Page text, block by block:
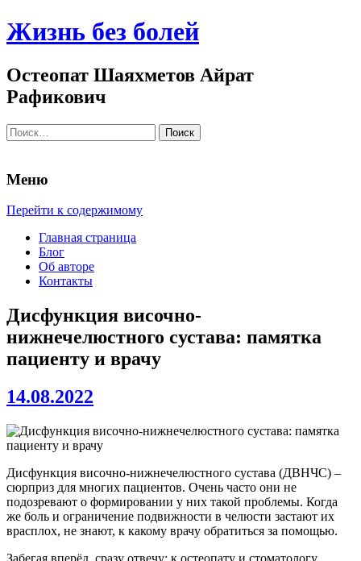
Жизнь без болей
Остеопат Шаяхметов Айрат
Рафикович
Найти:
Меню
Перейти к содержимому
Главная страница
Блог
Об авторе
Контакты
Дисфункция височно-
нижнечелюстного сустава: памятка
пациенту и врачу
14.08.2022
Дисфункция височно-нижнечелюстного сустава (ДВНЧС) –
сюрприз для многих пациентов. Очень часто они не
подозревают о формировании у них такой проблемы. Когда
же боль и ограничение подвижности в челюсти застают их
врасплох, не знают, к какому врачу обратиться за помощью.
Забегая вперёд, сразу отвечу: к остеопату и стоматологу